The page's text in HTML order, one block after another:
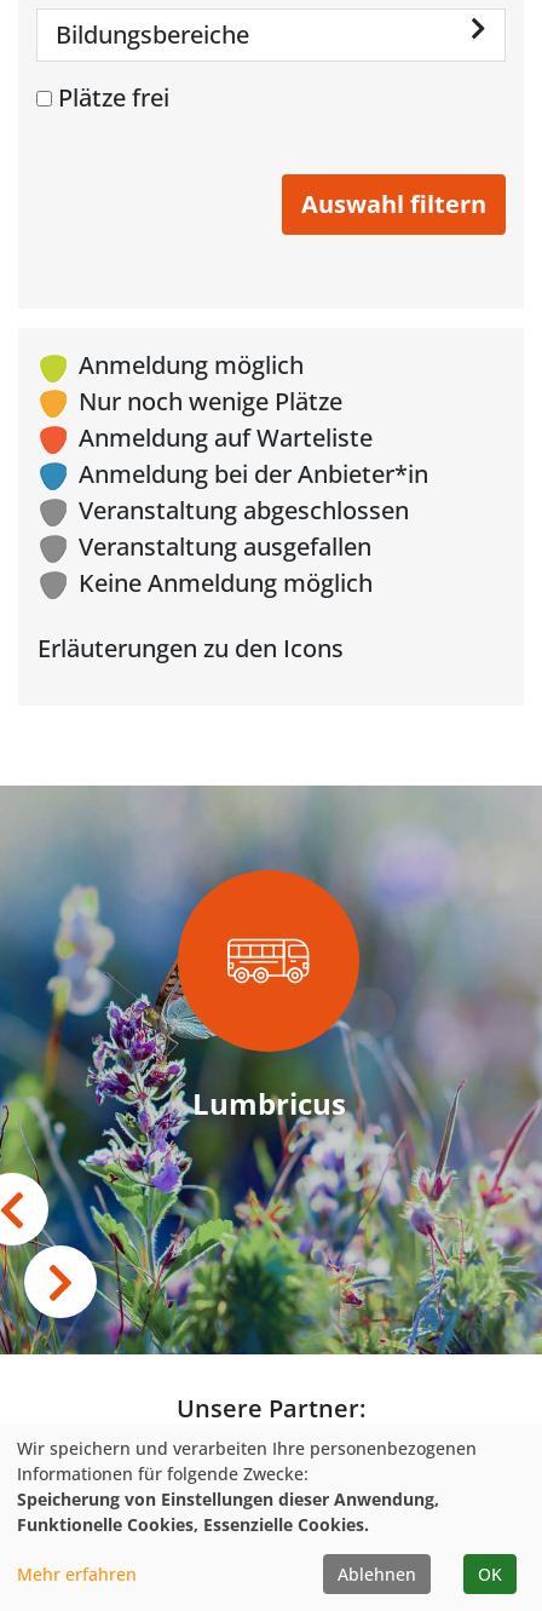
Bildungsbereiche
Plätze frei
Anmeldung möglich
Nur noch wenige Plätze
Anmeldung auf Warteliste
Anmeldung bei der Anbieter*in
Veranstaltung abgeschlossen
Veranstaltung ausgefallen
Keine Anmeldung möglich
Erläuterungen zu den Icons
Lumbricus
Unsere Partner:
Next
Wir speichern und verarbeiten Ihre personenbezogenen
Informationen für folgende Zwecke:
Speicherung von Einstellungen dieser Anwendung,
Funktionelle Cookies, Essenzielle Cookies.
Mehr erfahren Ablehnen OK